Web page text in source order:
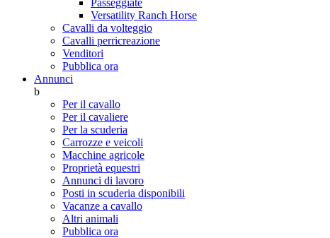
Passeggiate
Versatility Ranch Horse
Cavalli da volteggio
Cavalli perricreazione
Venditori
Pubblica ora
Annunci
b
Per il cavallo
Per il cavaliere
Per la scuderia
Carrozze e veicoli
Macchine agricole
Proprietà equestri
Annunci di lavoro
Posti in scuderia disponibili
Vacanze a cavallo
Altri animali
Pubblica ora